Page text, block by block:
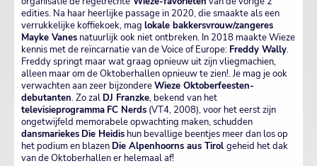
edities. Na haar heerlijke passage in 2020, die smaakte als een
verrukkelijke koffiekoek, mag lokale bakkersvrouw/zangeres
Mayke Vanes natuurlijk ook niet ontbreken. In 2018 maakte Wieze
kennis met de reïncarnatie van de Voice of Europe: Freddy Wally.
Freddy springt maar wat graag opnieuw uit zijn vliegmachien,
alleen maar om de Oktoberhallen opnieuw te zien!. Je mag je ook
verwachten aan zeer bijzondereWieze Oktoberfeesten-
debutanten. Zo zal DJ Franzke, bekend van het
televisieprogramma FC Nerds (VT4, 2008), voor het eerst zijn
ongetwijfeld memorabele opwachting maken, schudden
dansmariekes Die Heidis hun bevallige beentjes meer dan los op
het podium en blazen Die Alpenhoorns aus Tirol geheid het dak
van de Oktoberhallen er helemaal af!